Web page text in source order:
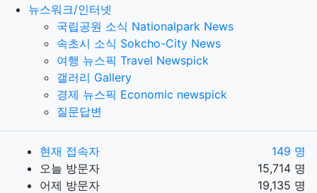
뉴스워크/인터넷
국립공원 소식 Nationalpark News
속초시 소식 Sokcho-City News
여행 뉴스픽 Travel Newspick
갤러리 Gallery
경제 뉴스픽 Economic newspick
질문답변
현재 접속자
149 명
오늘 방문자
15,714 명
어제 방문자
19,135 명